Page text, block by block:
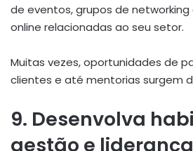
de eventos, grupos de
online relacionadas ao seu setor.
Muitas vezes, oportunidades de
clientes e até mentorias surgem
9. Desenvolva
gestão e liderança